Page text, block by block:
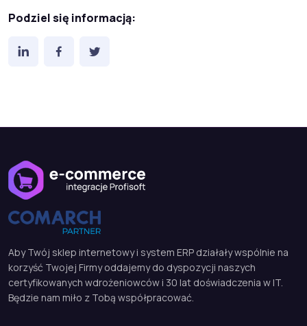
Podziel się informacją:
Aby Twój sklep internetowy i system ERP działały wspólnie na
korzyść Twojej Firmy oddajemy do dyspozycji naszych
certyfikowanych wdrożeniowców i 30 lat doświadczenia w IT.
Będzie nam miło z Tobą współpracować.